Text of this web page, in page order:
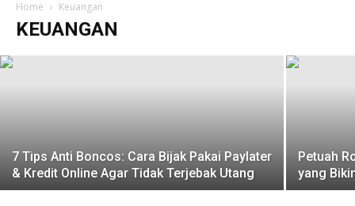
Home Keuangan
KEUANGAN
Stres
sempaja - 7 May 2025
7 Tips Anti Boncos: Cara Bijak Pakai Paylater
& Kredit Online Agar Tidak Terjebak Utang
Petuah
yang